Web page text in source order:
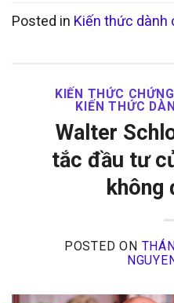
Posted in Kiến thức dành
KIẾN THỨC
KIẾN THỨC
Walter
tắc đầu tư
không
POSTED ON